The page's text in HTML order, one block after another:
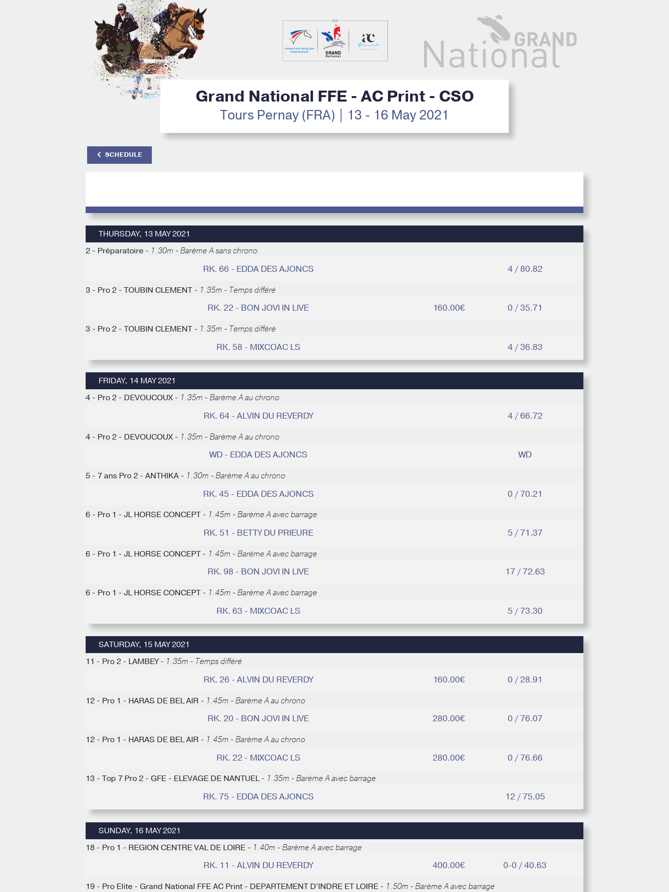
Grand National FFE - AC Print - CSO
Tours Pernay (FRA) | 13 - 16 May 2021
SCHEDULE
THURSDAY, 13 MAY 2021
2 - Préparatoire - 1.30m - Barème A sans chrono
RK. 66 - EDDA DES AJONCS 4 / 80.82
3 - Pro 2 - TOUBIN CLEMENT - 1.35m - Temps différé
RK. 22 - BON JOVI IN LIVE 160.00€ 0 / 35.71
3 - Pro 2 - TOUBIN CLEMENT - 1.35m - Temps différé
RK. 58 - MIXCOAC LS 4 / 36.83
FRIDAY, 14 MAY 2021
4 - Pro 2 - DEVOUCOUX - 1.35m - Barème A au chrono
RK. 64 - ALVIN DU REVERDY 4 / 66.72
4 - Pro 2 - DEVOUCOUX - 1.35m - Barème A au chrono
WD - EDDA DES AJONCS WD
5 - 7 ans Pro 2 - ANTHIKA - 1.30m - Barème A au chrono
RK. 45 - EDDA DES AJONCS 0 / 70.21
6 - Pro 1 - JL HORSE CONCEPT - 1.45m - Barème A avec barrage
RK. 51 - BETTY DU PRIEURE 5 / 71.37
6 - Pro 1 - JL HORSE CONCEPT - 1.45m - Barème A avec barrage
RK. 98 - BON JOVI IN LIVE 17 / 72.63
6 - Pro 1 - JL HORSE CONCEPT - 1.45m - Barème A avec barrage
RK. 63 - MIXCOAC LS 5 / 73.30
SATURDAY, 15 MAY 2021
11 - Pro 2 - LAMBEY - 1.35m - Temps différé
RK. 26 - ALVIN DU REVERDY 160.00€ 0 / 28.91
12 - Pro 1 - HARAS DE BEL AIR - 1.45m - Barème A au chrono
RK. 20 - BON JOVI IN LIVE 280.00€ 0 / 76.07
12 - Pro 1 - HARAS DE BEL AIR - 1.45m - Barème A au chrono
RK. 22 - MIXCOAC LS 280.00€ 0 / 76.66
13 - Top 7 Pro 2 - GFE - ELEVAGE DE NANTUEL - 1.35m - Barème A avec barrage
RK. 75 - EDDA DES AJONCS 12 / 75.05
SUNDAY, 16 MAY 2021
18 - Pro 1 - REGION CENTRE VAL DE LOIRE - 1.40m - Barème A avec barrage
RK. 11 - ALVIN DU REVERDY 400.00€ 0-0 / 40.63
19 - Pro Elite - Grand National FFE AC Print - DEPARTEMENT D'INDRE ET LOIRE - 1.50m - Barème A avec barrage